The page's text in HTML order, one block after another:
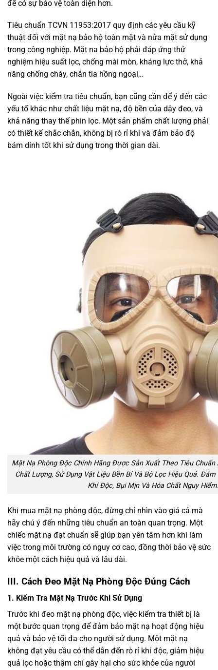
để có sự bảo vệ toàn diện hơn.
Tiêu chuẩn TCVN 11953:2017 quy định các yêu cầu kỹ
thuật đối với mặt nạ bảo hộ toàn mặt và nửa mặt sử dụng
trong công nghiệp. Mặt na bảo hộ phải đáp ứng thử
nghiệm hiệu suất lọc, chống mài mòn, kháng lực thở, khả
năng chống cháy, chắn tia hồng ngoại,..
Ngoài việc kiểm tra tiêu chuẩn, bạn cũng cần để ý đến các
yếu tố khác như chất liệu mặt nạ, độ bền của dây đeo, và
khả năng thay thế phin lọc. Một sản phẩm chất lượng phải
có thiết kế chắc chắn, không bị rò rỉ khí và đảm bảo độ
bám dính tốt khi sử dụng trong thời gian dài.
Mặt Nạ Phòng Độc Chính Hãng Được Sản Xuất Theo Tiêu Chuẩn
Chất Lượng, Sử Dụng Vật Liệu Bền Bỉ Và Bộ Lọc Hiệu Quả.
Khí Độc, Bụi Mịn Và Hóa Chất Nguy
Khi mua mặt nạ phòng độc, đừng chỉ nhìn vào giá cả mà
hãy chú ý đến những tiêu chuẩn an toàn quan trọng. Một
chiếc mặt nạ đạt chuẩn sẽ giúp bạn yên tâm hơn khi làm
việc trong môi trường có nguy cơ cao, đồng thời bảo vệ sức
khỏe một cách hiệu quả và lâu dài.
III. Cách Đeo Mặt Nạ Phòng Độc Đúng Cách
1. Kiểm Tra Mặt Nạ Trước Khi Sử Dụng
Trước khi đeo mặt nạ phòng độc, việc kiểm tra thiết bị là
một bước quan trọng để đảm bảo mặt nạ hoạt động hiệu
quả và bảo vệ tối đa cho người sử dụng. Một mặt nạ
không đạt yêu cầu có thể dẫn đến rò rỉ khí độc, giảm hiệu
quả lọc hoặc thậm chí gây hại cho sức khỏe của người